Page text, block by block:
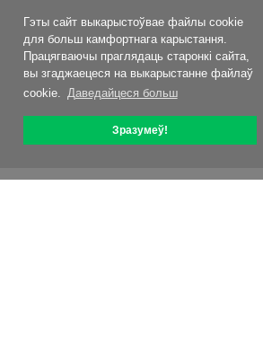
Гэты сайт выкарыстоўвае файлы cookie
для больш камфортнага карыстання.
Працягваючы праглядаць старонкі сайта,
вы згаджаецеся на выкарыстанне файлаў
cookie. Даведайцеся больш
Зразумеў!